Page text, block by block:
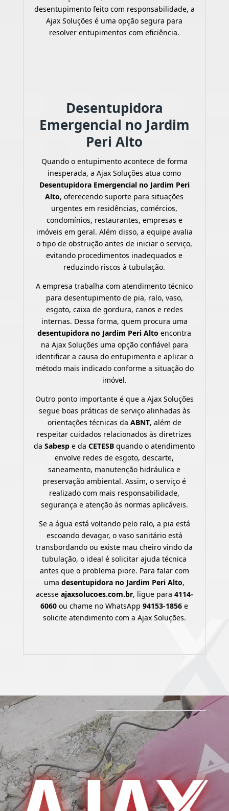
desentupimento feito com responsabilidade, a
Ajax Soluções é uma opção segura para
resolver entupimentos com eficiência.
Desentupidora
Emergencial no Jardim
Peri Alto
Quando o entupimento acontece de forma
inesperada, a Ajax Soluções atua como
Desentupidora Emergencial no Jardim Peri
Alto, oferecendo suporte para situações
urgentes em residências, comércios,
condomínios, restaurantes, empresas e
imóveis em geral. Além disso, a equipe avalia
o tipo de obstrução antes de iniciar o serviço,
evitando procedimentos inadequados e
reduzindo riscos à tubulação.
A empresa trabalha com atendimento técnico
para desentupimento de pia, ralo, vaso,
esgoto, caixa de gordura, canos e redes
internas. Dessa forma, quem procura uma
desentupidora no Jardim Peri Alto encontra
na Ajax Soluções uma opção confiável para
identificar a causa do entupimento e aplicar o
método mais indicado conforme a situação do
imóvel.
Outro ponto importante é que a Ajax Soluções
segue boas práticas de serviço alinhadas às
orientações técnicas da ABNT, além de
respeitar cuidados relacionados às diretrizes
daSabesp e daCETESB quando o atendimento
envolve redes de esgoto, descarte,
saneamento, manutenção hidráulica e
preservação ambiental. Assim, o serviço é
realizado com mais responsabilidade,
segurança e atenção às normas aplicáveis.
Se a água está voltando pelo ralo, a pia está
escoando devagar, o vaso sanitário está
transbordando ou existe mau cheiro vindo da
tubulação, o ideal é solicitar ajuda técnica
antes que o problema piore. Para falar com
umadesentupidora no Jardim Peri Alto,
acesse ajaxsolucoes.com.br, ligue para 4114-
6060 ou chame no WhatsApp94153-1856 e
solicite atendimento com a Ajax Soluções.